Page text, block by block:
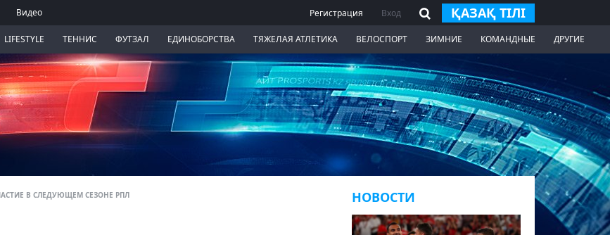
Видео Регистрация Вход ҚАЗАҚ ТІЛІ
LIFESTYLE ТЕННИС ФУТЗАЛ ЕДИНОБОРСТВА ТЯЖЕЛАЯ АТЛЕТИКА ВЕЛОСПОРТ ЗИМНИЕ КОМАНДНЫЕ ДРУГИЕ
В СЛЕДУЮЩЕМ СЕЗОНЕ РПЛ НОВОСТИ